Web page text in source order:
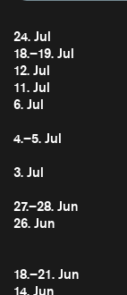
24. Jul
18.–19. Jul
12. Jul
11. Jul
6. Jul
4.–5. Jul
3. Jul
27.–28. Jun
26. Jun
18.–21. Jun
14. Jun